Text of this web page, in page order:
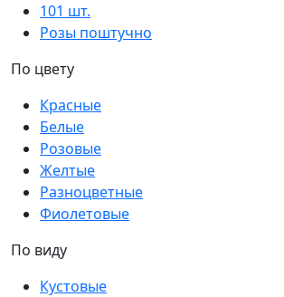
101 шт.
Розы поштучно
По цвету
Красные
Белые
Розовые
Желтые
Разноцветные
Фиолетовые
По виду
Кустовые